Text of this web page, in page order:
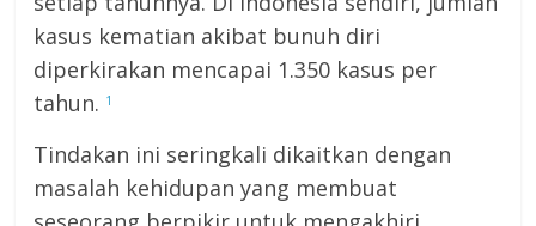
kasus kematian akibat bunuh diri
diperkirakan mencapai 1.350 kasus per
tahun. 1
Tindakan ini seringkali dikaitkan dengan
masalah kehidupan yang membuat